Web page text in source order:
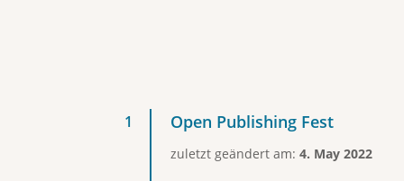
Open Publishing Fest
zuletzt geändert am: 4. May 2022